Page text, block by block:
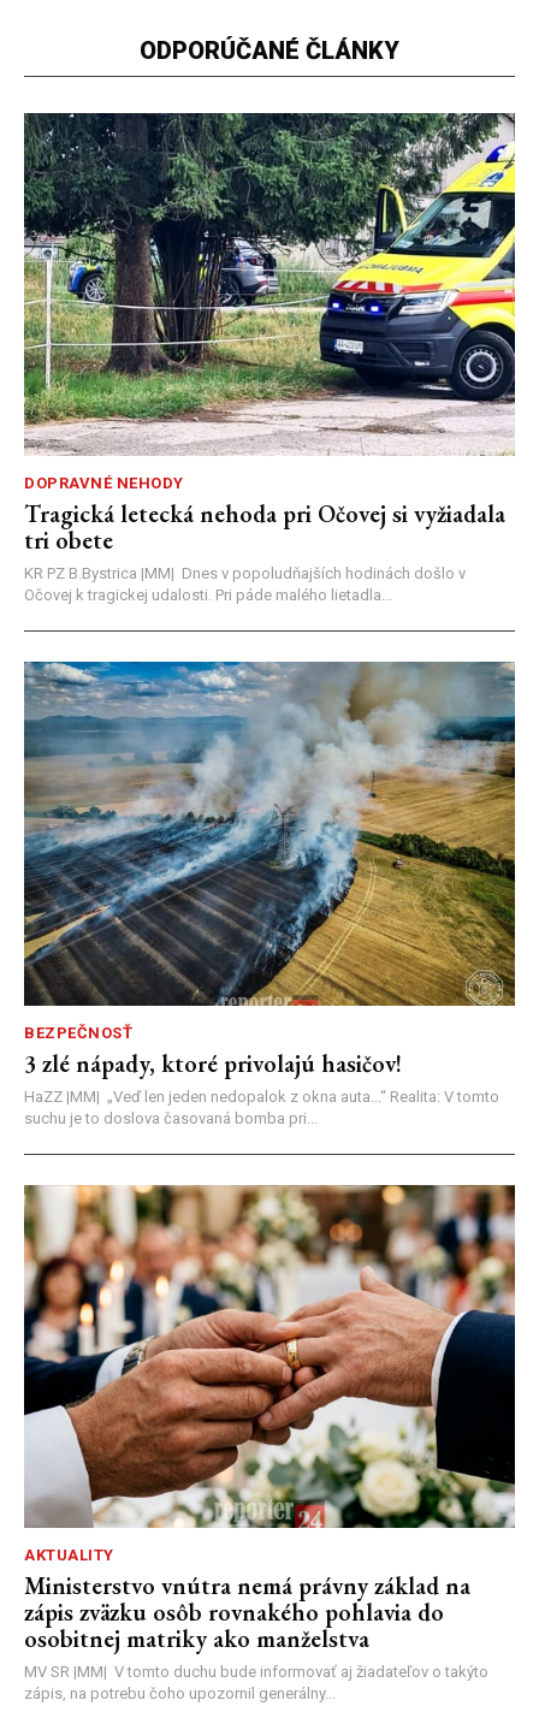
ODPORÚČANÉ ČLÁNKY
DOPRAVNÉ NEHODY
Tragická letecká nehoda pri Očovej si vyžiadala
tri obete
KR PZ B.Bystrica |MM| Dnes v popoludňajších hodinách došlo v
Očovej k tragickej udalosti. Pri páde malého lietadla...
BEZPEČNOSŤ
3 zlé nápady, ktoré privolajú hasičov!
HaZZ |MM| ​„Veď len jeden nedopalok z okna auta...“ ​Realita: V tomto
suchu je to doslova časovaná bomba pri...
AKTUALITY
Ministerstvo vnútra nemá právny základ na
zápis zväzku osôb rovnakého pohlavia do
osobitnej matriky ako manželstva
MV SR |MM| V tomto duchu bude informovať aj žiadateľov o takýto
zápis, na potrebu čoho upozornil generálny...